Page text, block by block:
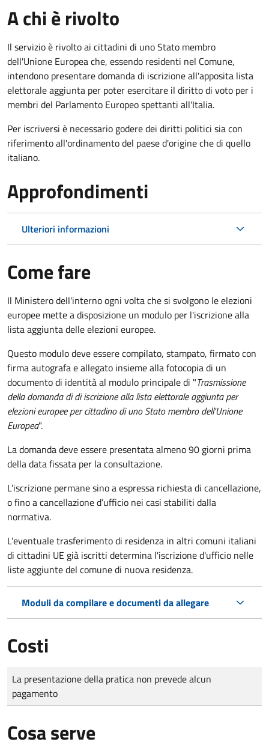
A chi è rivolto
Il servizio è rivolto ai cittadini di uno Stato membro
dell'Unione Europea che, essendo residenti nel Comune,
intendono presentare domanda di iscrizione all'apposita lista
elettorale aggiunta per poter esercitare il diritto di voto per i
membri del Parlamento Europeo spettanti all'Italia.
Per iscriversi è necessario godere dei diritti politici sia con
riferimento all'ordinamento del paese d'origine che di quello
italiano.
Approfondimenti
Ulteriori informazioni
Come fare
Il Ministero dell'interno ogni volta che si svolgono le elezioni
europee mette a disposizione un modulo per l'iscrizione alla
lista aggiunta delle elezioni europee.
Questo modulo deve essere compilato, stampato, firmato con
firma autografa e allegato insieme alla fotocopia di un
documento di identità al modulo principale di "Trasmissione
della domanda di di iscrizione alla lista elettorale aggiunta per
elezioni europee per cittadino di uno Stato membro dell'Unione
Europea".
La domanda deve essere presentata almeno 90 giorni prima
della data fissata per la consultazione.
L’iscrizione permane sino a espressa richiesta di cancellazione,
o fino a cancellazione d’ufficio nei casi stabiliti dalla
normativa.
L'eventuale trasferimento di residenza in altri comuni italiani
di cittadini UE già iscritti determina l'iscrizione d'ufficio nelle
liste aggiunte del comune di nuova residenza.
Moduli da compilare e documenti da allegare
Costi
Tipo di pagamento
Importo
La presentazione della pratica non prevede alcun
pagamento
Cosa serve